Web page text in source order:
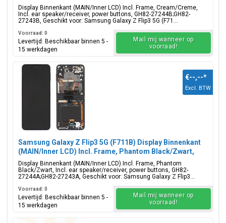
27244B;GH82-27243B
Display Binnenkant (MAIN/Inner LCD) Incl. Frame, Cream/Creme,
Incl. ear speaker/receiver, power buttons, GH82-27244B;GH82-
27243B, Geschikt voor: Samsung Galaxy Z Flip3 5G (F71...
Voorraad: 0
Levertijd: Beschikbaar binnen 5 -
15 werkdagen
Mail mij wanneer op
voorraad!
Samsung Galaxy Z Flip3 5G (F711B) Display Binnenkant
(MAIN/Inner LCD) Incl. Frame, Phantom Black/Zwart,
GH82-27244A;GH82-27243A
Display Binnenkant (MAIN/Inner LCD) Incl. Frame, Phantom
Black/Zwart, Incl. ear speaker/receiver, power buttons, GH82-
27244A;GH82-27243A, Geschikt voor: Samsung Galaxy Z Flip3...
€--,--*
Excl. BTW
Voorraad: 0
Levertijd: Beschikbaar binnen 5 -
15 werkdagen
Mail mij wanneer op
voorraad!